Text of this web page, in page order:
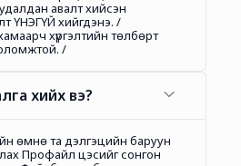
авалт хийсэн
ҮНЭГҮЙ хийгдэнэ. /
хүргэлтийн төлбөрт
/
хийх вэ?
өмнө та дэлгэцийн баруун
Профайл цэсийг сонгон